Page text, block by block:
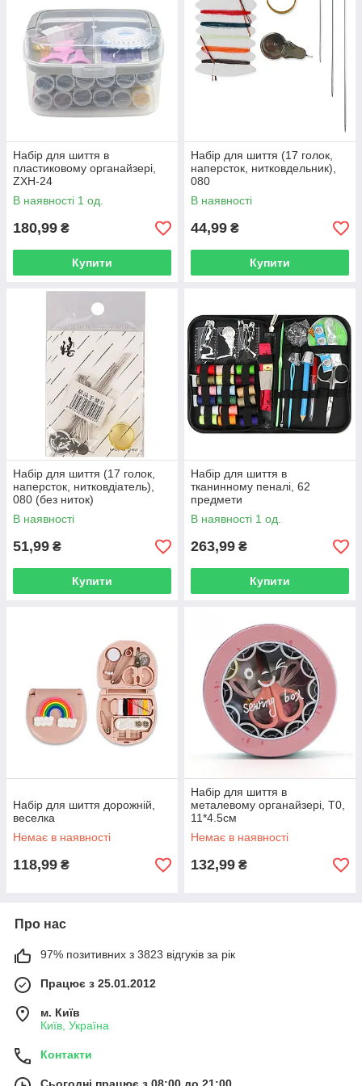
Набір для шиття в
пластиковому органайзері,
ZXH-24
В наявності 1 од.
180,99 ₴
Купити
Набір для шиття (17 голок,
наперсток, нитковдельник),
080
В наявності
44,99 ₴
Купити
Набір для шиття (17 голок,
наперсток, нитковдіатель),
080 (без ниток)
В наявності
51,99 ₴
Купити
Набір для шиття в
тканинному пеналі, 62
предмети
В наявності 1 од.
263,99 ₴
Купити
Набір для шиття дорожній,
веселка
Немає в наявності
118,99 ₴
Набір для шиття в
металевому органайзері, T0,
11*4.5см
Немає в наявності
132,99 ₴
Про нас
97% позитивних з 3823 відгуків за рік
Працює з 25.01.2012
м. Київ
Київ, Україна
Контакти